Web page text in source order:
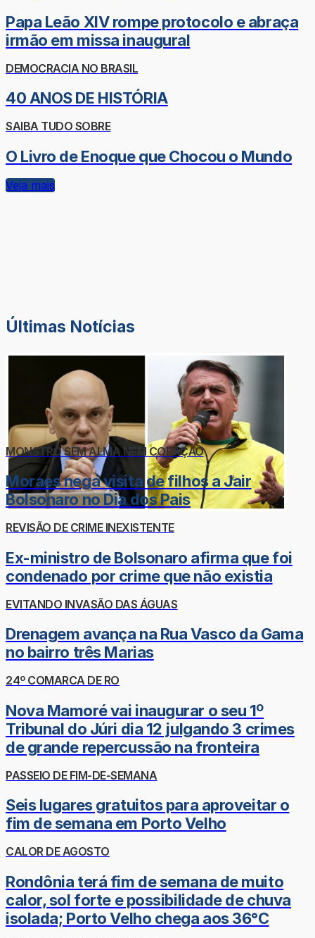
Papa Leão XIV rompe protocolo e abraça
irmão em missa inaugural
DEMOCRACIA NO BRASIL
40 ANOS DE HISTÓRIA
SAIBA TUDO SOBRE
O Livro de Enoque que Chocou o Mundo
Veja mais
Últimas Notícias
MONSTRO SEM ALMA NEM CORAÇÃO
Moraes nega visita de filhos a Jair
Bolsonaro no Dia dos Pais
REVISÃO DE CRIME INEXISTENTE
Ex-ministro de Bolsonaro afirma que foi
condenado por crime que não existia
EVITANDO INVASÃO DAS ÁGUAS
Drenagem avança na Rua Vasco da Gama
no bairro três Marias
24º COMARCA DE RO
Nova Mamoré vai inaugurar o seu 1º
Tribunal do Júri dia 12 julgando 3 crimes
de grande repercussão na fronteira
PASSEIO DE FIM-DE-SEMANA
Seis lugares gratuitos para aproveitar o
fim de semana em Porto Velho
CALOR DE AGOSTO
Rondônia terá fim de semana de muito
calor, sol forte e possibilidade de chuva
isolada; Porto Velho chega aos 36°C